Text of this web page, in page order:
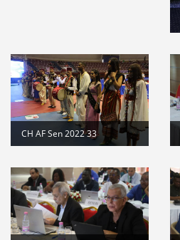
CH AF Sen 2022 33